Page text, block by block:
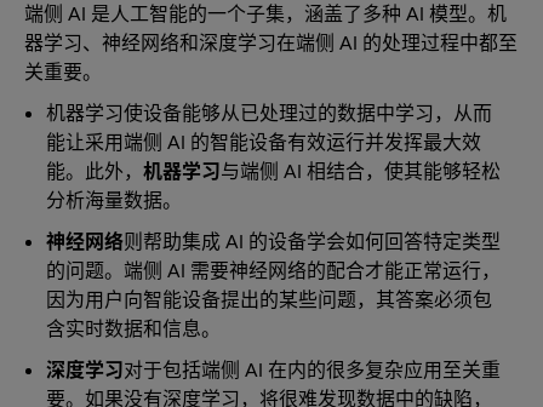
端侧 AI 是人工智能的一个子集，涵盖了多种 AI 模型。机
器学习、神经网络和深度学习在端侧 AI 的处理过程中都至
关重要。
机器学习使设备能够从已处理过的数据中学习，从而
能让采用端侧 AI 的智能设备有效运行并发挥最大效
能。此外， 机器学习与端侧 AI 相结合，使其能够轻松
分析海量数据。
神经网络则帮助集成 AI 的设备学会如何回答特定类型
的问题。端侧 AI 需要神经网络的配合才能正常运行，
因为用户向智能设备提出的某些问题，其答案必须包
含实时数据和信息。
深度学习对于包括端侧 AI 在内的很多复杂应用至关重
要。如果没有深度学习，将很难发现数据中的缺陷，